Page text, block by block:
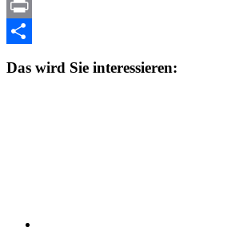
Copy
Link
Print
Das wird Sie interessieren: